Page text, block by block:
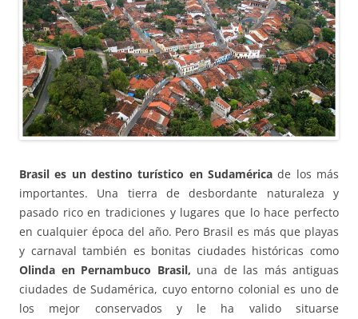
Brasil es un destino turístico en Sudaméricade los más
importantes. Una tierra de desbordante naturaleza y
pasado rico en tradiciones y lugares que lo hace perfecto
en cualquier época del año. Pero Brasil es más que playas
y carnaval también es bonitas ciudades históricas como
Olinda en Pernambuco Brasil, una de las más antiguas
ciudades de Sudamérica, cuyo entorno colonial es uno de
los mejor conservados y le ha valido situarse